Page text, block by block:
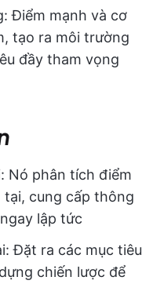
Điểm mạnh và cơ
tạo ra môi trường
đầy tham vọng
Nó phân tích điểm
tại, cung cấp thông
lập tức
Đặt ra các mục tiêu
chiến lược để